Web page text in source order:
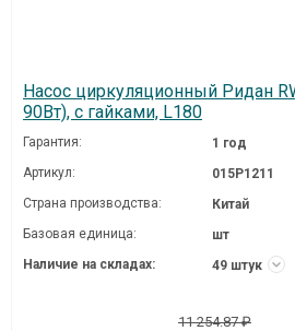
Насос циркуляционный Ридан
90Вт), с гайками, L180
Гарантия:
1 год
Артикул:
015P1211
Страна производства:
Китай
Базовая единица:
шт
Наличие на складах:
49 штук
11 254.87 ₽